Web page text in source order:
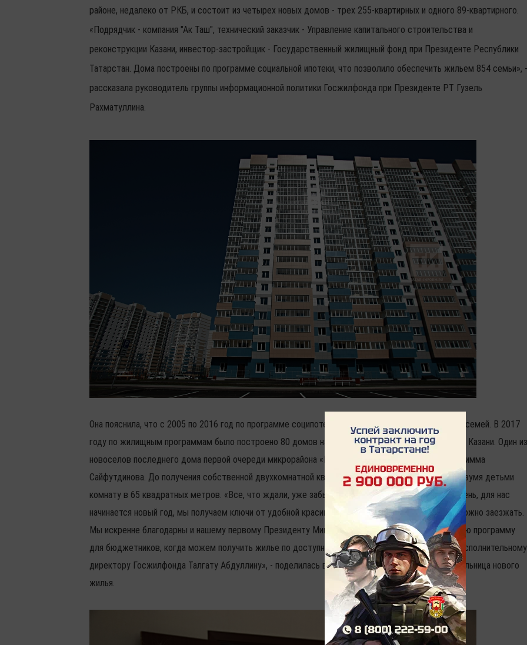
районе, недалеко от РКБ, и состоит из четырех новых домов - трех 255-квартирных и одного 89-квартирного.
«Подрядчик - компания "Ак Таш", технический заказчик - Управление капитального строительства и
реконструкции Казани, инвестор-застройщик - Государственный жилищный фонд при Президенте Республики
Татарстан. Дома построены по программе социальной ипотеки, что позволило обеспечить жильем 854 семьи», -
рассказала руководитель группы информационной политики Госжилфонда при Президенте РТ Гузель
Рахматуллина.
Она пояснила, что с 2005 по 2016 год по программе соципотеки жилье получили более 65 тысяч семей. В 2017
году по жилищным программам было построено 80 домов на 3500 квартир, из них семь домов в Казани. Один из
новоселов последнего дома первой очереди микрорайона «М-14» - детский психолог в школе Римма
Сайфутдинова. До получения собственной двухкомнатной квартиры ей приходилось снимать с двумя детьми
комнату в 65 квадратных метров. «Все, что ждали, уже забылось, сегодня самый прекрасный день, для нас
начинается новый год, мы получаем ключи от удобной красивой чистой квартиры, хоть сейчас можно заезжать.
Мы искренне благодарны и нашему первому Президенту Минтимеру Шаймиеву, что создал такую программу
для бюджетников, когда можем получить жилье по доступной цене, и Рустаму Минниханову, и исполнительному
директору Госжилфонда Талгату Абдуллину», - поделилась впечатлениями счастливая обладательница нового
жилья.